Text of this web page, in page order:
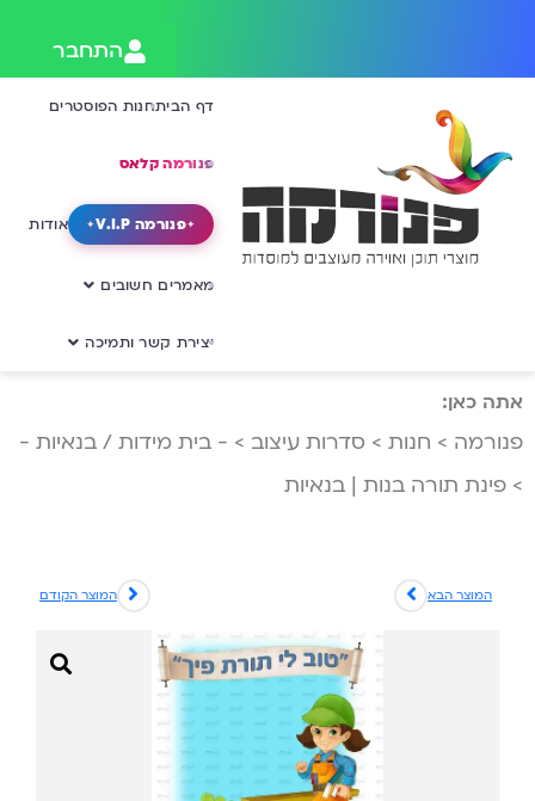
התחבר
דף הביתחנות הפוסטרים
פנורמה קלאס
פנורמה V.I.P אודות
מאמרים חשובים
יצירת קשר ותמיכה
אתה כאן:
פנורמה > חנות > סדרות עיצוב > - בית מידות / בנאיות -
> פינת תורה בנות | בנאיות
המוצר הקודם המוצר הבא